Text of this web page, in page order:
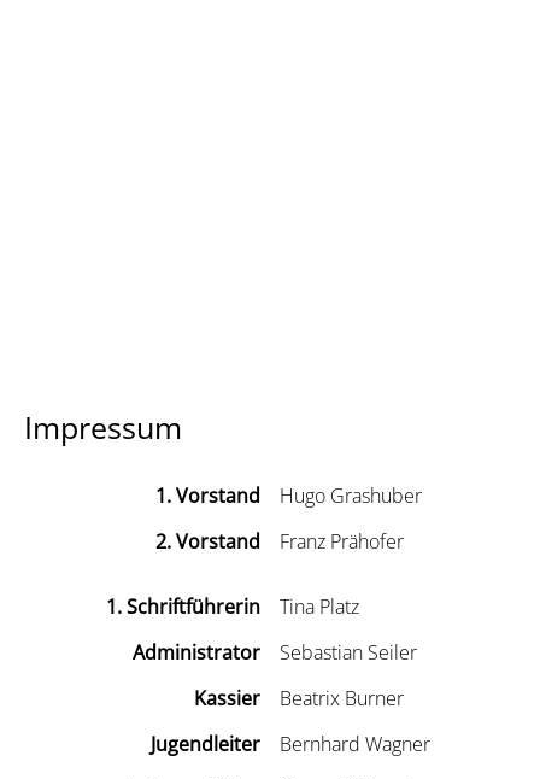
Impressum
1. Vorstand
Hugo Grashuber
2. Vorstand
Franz Prähofer
1. Schriftführerin
Tina Platz
Administrator
Sebastian Seiler
Kassier
Beatrix Burner
Jugendleiter
Bernhard Wagner